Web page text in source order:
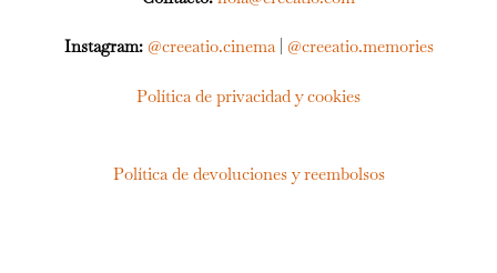
Instagram: @creeatio.cinema| @creeatio.memories
Política de privacidad y cookies
Política de devoluciones y reembolsos